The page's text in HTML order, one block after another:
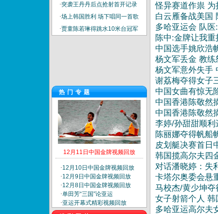
·突袭王丹丹后点抢射首开记录
·场上韩国胜利 场下唱同一首歌
·贾童陈若琳得跳水10米台冠军
热门专题
12月11日中国金牌视频回放
·12月10日中国金牌视频回放
·12月9日中国金牌视频回放
·12月8日中国金牌视频回放
·单田芳“三国”论亚运
·亚运开幕式精彩视频回放
怪异赛道作祟
白云雁备战美国
多哈亚运会 队
陈中:金牌让我
中国选手姚欣浩
杨文军丢金 教
杨文军意外失手
谢荔梅夺得女子
中国女曲有惊无
中国香港陈敬然
20:44
中国香港陈敬然
20:44
李婷/孙甜甜顺
陈丽娜夺得帆船
皮划艇决赛首日
韩国揽高尔夫四
对话潘晓婷：失
卡塔尔奥委会悬
马校杰/黄少坤
女子射箭个人
多哈亚运高尔夫